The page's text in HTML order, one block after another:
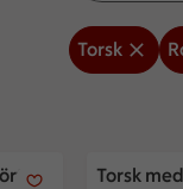
Torsk
och citronTorsk
Torsk